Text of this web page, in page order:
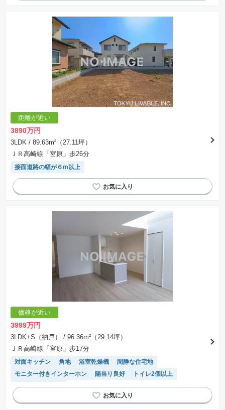
距離が近い
3890万円
3LDK / 89.63m²（27.11坪）
ＪＲ高崎線「宮原」歩26分
接面道路の幅が６m以上
価格が近い
3999万円
3LDK+S（納戸）
/ 96.36m²（29.14坪）
ＪＲ高崎線「宮原」歩17分
対面キッチン 角地 浴室乾燥機
閑静な住宅地
モニター付きインターホン
陽当り良好
トイレ2個以上
システムキッチン